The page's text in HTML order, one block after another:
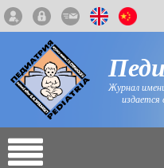
Журнал
издается